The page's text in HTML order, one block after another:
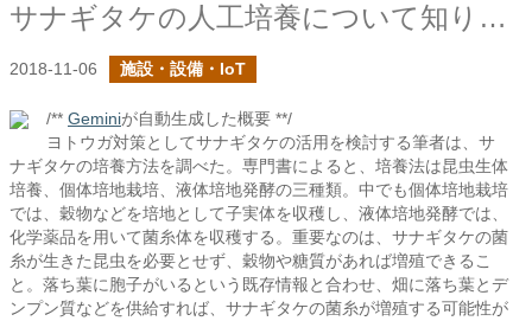
サナギタケの人工培養について知りたい
2018-11-06 施設・設備・IoT
/** Geminiが自動生成した概要 **/
ヨトウガ対策としてサナギタケの活用を検討する筆者は、サ
ナギタケの培養方法を調べた。専門書によると、培養法は昆虫生体
培養、個体培地栽培、液体培地発酵の三種類。中でも個体培地栽培
では、穀物などを培地として子実体を収穫し、液体培地発酵では、
化学薬品を用いて菌糸体を収穫する。重要なのは、サナギタケの菌
糸が生きた昆虫を必要とせず、穀物や糖質があれば増殖できるこ
と。落ち葉に胞子がいるという既存情報と合わせ、畑に落ち葉とデ
ンプン質などを供給すれば、サナギタケの菌糸が増殖する可能性が